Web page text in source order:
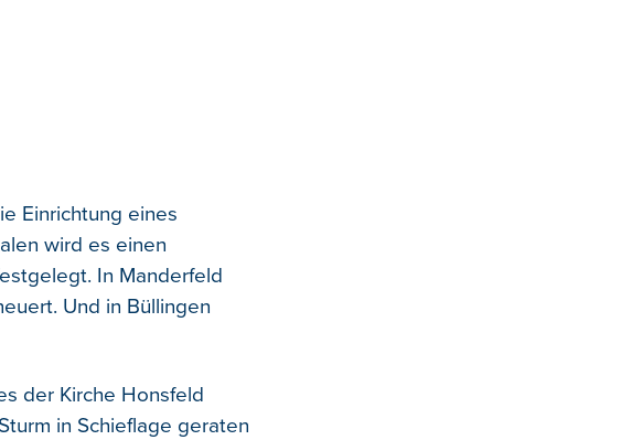
Einrichtung eines
wird es einen
In Manderfeld
Und in Büllingen
der Kirche Honsfeld
in Schieflage geraten